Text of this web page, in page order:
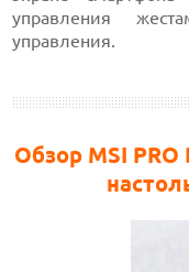
управления
управления.
Обзор MSI PRO